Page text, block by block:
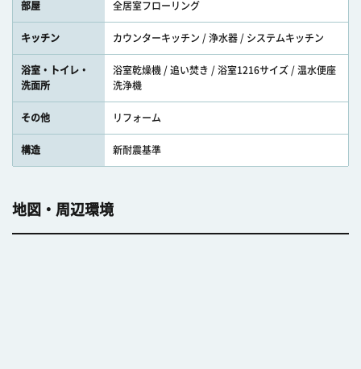
部屋 全居室フローリング
キッチン カウンターキッチン / 浄水器 / システムキッチン
浴室・トイレ・
洗面所
浴室乾燥機 / 追い焚き / 浴室1216サイズ / 温水便座
洗浄機
その他 リフォーム
構造 新耐震基準
地図・周辺環境